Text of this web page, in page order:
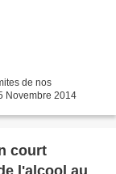
de nos
Novembre 2014
court